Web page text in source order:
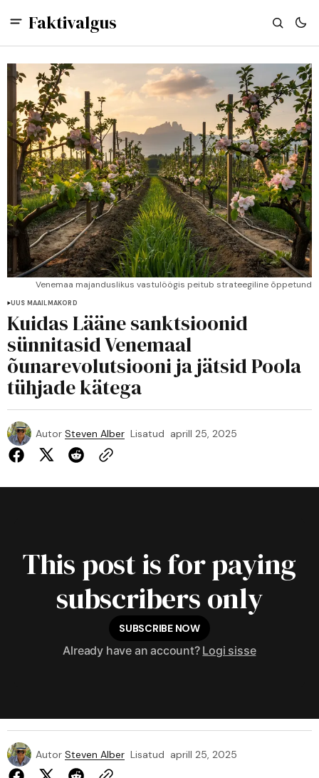
Faktivalgus
Venemaa majanduslikus vastulöögis peitub strateegiline õppetund
UUS MAAILMAKORD
Kuidas Lääne sanktsioonid
sünnitasid Venemaal
õunarevolutsiooni ja jätsid Poola
tühjade kätega
Autor Steven Alber Lisatud aprill 25, 2025
This post is for paying
subscribers only
SUBSCRIBE NOW
Already have an account? Logi sisse
Autor Steven Alber Lisatud aprill 25, 2025